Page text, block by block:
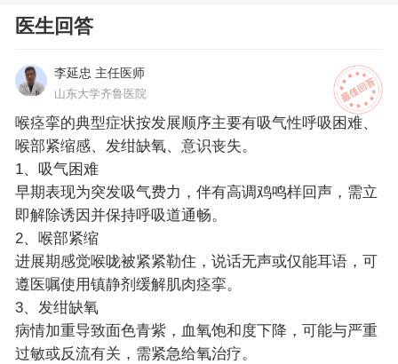
医生回答
李延忠 主任医师
山东大学齐鲁医院
喉痉挛的典型症状按发展顺序主要有吸气性呼吸困难、
喉部紧缩感、发绀缺氧、意识丧失。
1、吸气困难
早期表现为突发吸气费力，伴有高调鸡鸣样回声，需立
即解除诱因并保持呼吸道通畅。
2、喉部紧缩
进展期感觉喉咙被紧紧勒住，说话无声或仅能耳语，可
遵医嘱使用镇静剂缓解肌肉痉挛。
3、发绀缺氧
病情加重导致面色青紫，血氧饱和度下降，可能与严重
过敏或反流有关，需紧急给氧治疗。